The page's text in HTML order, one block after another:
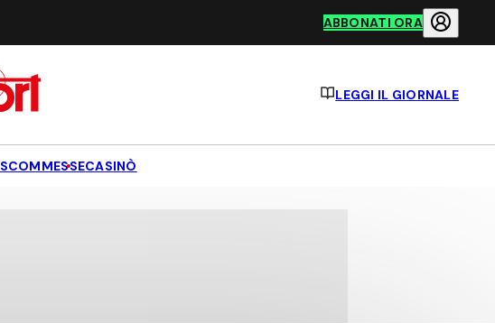
ABBONATI ORA
LEGGI IL GIORNALE
SCOMMESSECASINÒ